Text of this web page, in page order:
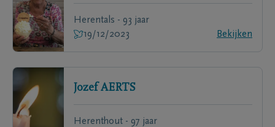
Herentals - 93 jaar
19/12/2023
Bekijken
Jozef AERTS
Herenthout - 97 jaar